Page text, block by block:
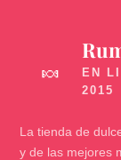
🍬
La tienda de
y de las mejores